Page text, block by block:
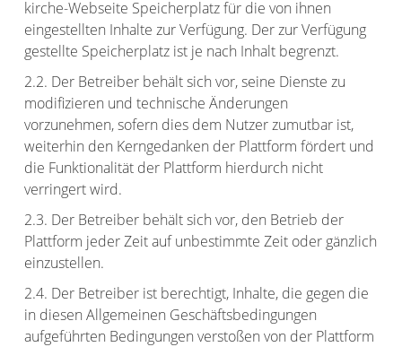
kirche-Webseite Speicherplatz für die von ihnen
eingestellten Inhalte zur Verfügung. Der zur Verfügung
gestellte Speicherplatz ist je nach Inhalt begrenzt.
2.2. Der Betreiber behält sich vor, seine Dienste zu
modifizieren und technische Änderungen
vorzunehmen, sofern dies dem Nutzer zumutbar ist,
weiterhin den Kerngedanken der Plattform fördert und
die Funktionalität der Plattform hierdurch nicht
verringert wird.
2.3. Der Betreiber behält sich vor, den Betrieb der
Plattform jeder Zeit auf unbestimmte Zeit oder gänzlich
einzustellen.
2.4. Der Betreiber ist berechtigt, Inhalte, die gegen die
in diesen Allgemeinen Geschäftsbedingungen
aufgeführten Bedingungen verstoßen von der Plattform